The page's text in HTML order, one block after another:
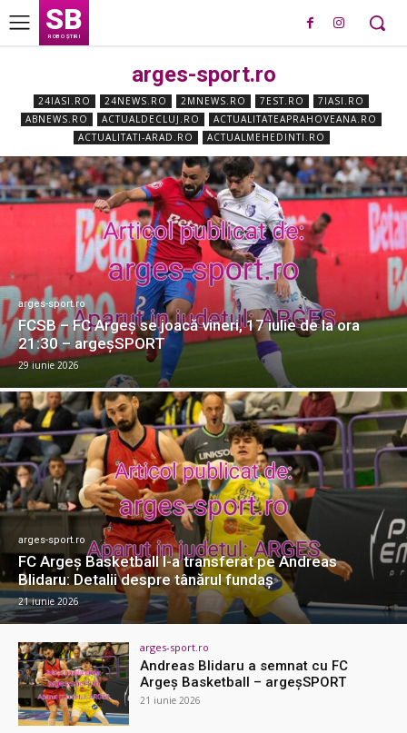
SB
ROBO ȘTIRI
arges-sport.ro
24IASI.RO 24NEWS.RO 2MNEWS.RO 7EST.RO
7IASI.RO
ABNEWS.RO
ACTUALDECLUJ.RO
ACTUALITATEAPRAHOVEANA.RO
ACTUALITATI-ARAD.RO
ACTUALMEHEDINTI.RO
arges-sport.ro
FCSB – FC Argeș se joacă vineri, 17 iulie de la ora
21:30 – argeşSPORT
29 iunie 2026
arges-sport.ro
FC Argeș Basketball l-a transferat pe Andreas
Blidaru: Detalii despre tânărul fundaș
21 iunie 2026
arges-sport.ro
Andreas Blidaru a semnat cu FC
Argeș Basketball – argeşSPORT
21 iunie 2026